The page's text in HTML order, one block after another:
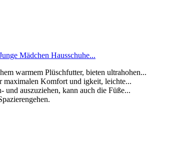
Mädchen Hausschuhe...
warmem Plüschfutter, bieten ultrahohen...
Komfort und igkeit, leichte...
und auszuziehen, kann auch die Füße...